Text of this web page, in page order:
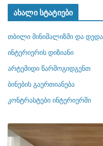
ტ
ო
რ
ბ
ი
ახალი სტატიები
თბილი მინიმალიზმი და
ინტერიერის დიზიანი
არტემიდი წარმოგიდგენთ
ბინების გაერთიანება
კონტრასტები ინტერიერში